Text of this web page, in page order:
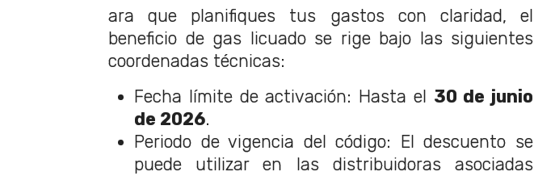
ara que planifiques tus gastos con claridad, el
beneficio de gas licuado se rige bajo las siguientes
coordenadas técnicas:
Fecha límite de activación: Hasta el 30 de junio
de 2026.
Periodo de vigencia del código: El descuento se
puede utilizar en las distribuidoras asociadas